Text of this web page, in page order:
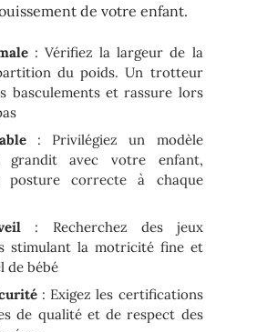
de votre enfant.
: Vérifiez la largeur de la
du poids. Un trotteur
basculements et rassure lors
: Privilégiez un modèle
grandit avec votre enfant,
posture correcte à chaque
: Recherchez des jeux
stimulant la motricité fine et
de bébé
: Exigez les certifications
de qualité et de respect des